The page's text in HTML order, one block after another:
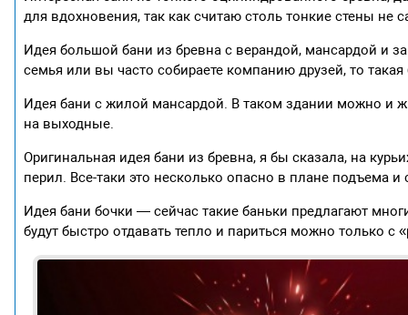
для вдохновения, так как считаю столь тонкие стены
Идея большой бани из бревна с верандой, мансардой и
семья или вы часто собираете компанию друзей, то
Идея бани с жилой мансардой. В таком здании можно и
на выходные.
Оригинальная идея бани из бревна, я бы сказала, на
перил. Все-таки это несколько опасно в плане подъема
Идея бани бочки — сейчас такие баньки предлагают
будут быстро отдавать тепло и париться можно только с